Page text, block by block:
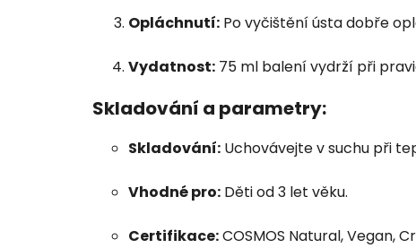
Opláchnutí: Po vyčištění ústa dobře
Vydatnost: 75 ml balení vydrží při
Skladování a parametry:
Skladování: Uchovávejte v suchu při
Vhodné pro: Děti od 3 let věku.
Certifikace:COSMOS Natural, Vegan,